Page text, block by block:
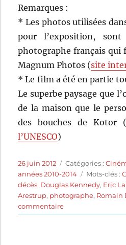
Remarques :
* Les photos utilisées
pour l’exposition, sont
photographe français qui
Magnum Photos (site
* Le film a été en partie
Le superbe paysage que
de la maison que le
des bouches de Kotor
l’UNESCO)
Publié
le
26 juin 2012 Catégories
Catégories :
années 2010-2014
Étiquettes
Mots-clés :
décès, Douglas Kennedy, Eric
Arestrup, photographe, Romain
commentairesur
L’homme